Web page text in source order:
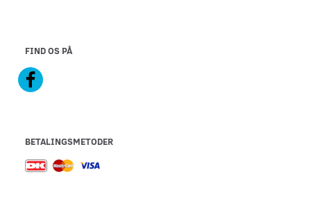
FIND OS PÅ
BETALINGSMETODER